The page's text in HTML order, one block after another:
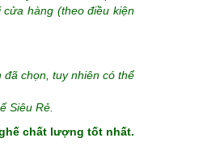
hàng (theo điều kiện
chọn, tuy nhiên có thể
Siêu Rẻ.
chất lượng tốt nhất.